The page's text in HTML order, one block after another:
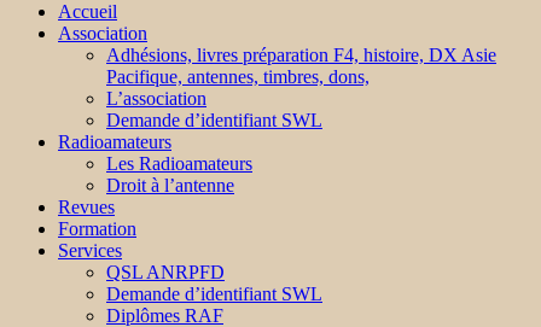
Accueil
Association
Adhésions, livres préparation F4, histoire, DX Asie
Pacifique, antennes, timbres, dons,
L’association
Demande d’identifiant SWL
Radioamateurs
Les Radioamateurs
Droit à l’antenne
Revues
Formation
Services
QSL ANRPFD
Demande d’identifiant SWL
Diplômes RAF